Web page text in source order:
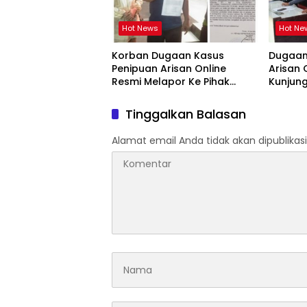
Hot News
Korban Dugaan Kasus
Penipuan Arisan Online
Resmi Melapor Ke Pihak
Hot
Arisan
Tinggalkan Balasan
Alamat email Anda tidak akan